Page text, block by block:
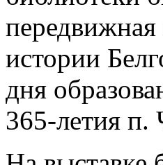
истории
дня
365-летия п.